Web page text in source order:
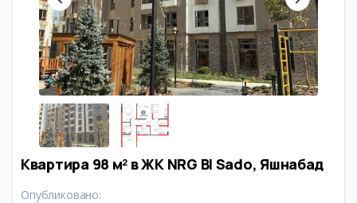
Квартира 98 м² в ЖК NRG BI Sado, Яшнабад
Опубликовано: